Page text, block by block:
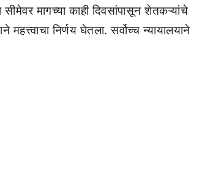
मागच्या काही दिवसांपासून शेतकऱ्यांचे
निर्णय घेतला. सर्वोच्च न्यायालयाने